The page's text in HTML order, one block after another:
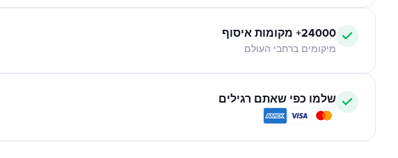
24000+ מקומות איסוף
מיקומים ברחבי העולם
שלמו כפי שאתם רגילים